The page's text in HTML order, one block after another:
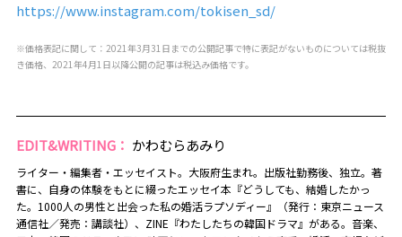
https://www.instagram.com/tokisen_sd/
※価格表記に関して：2021年3月31日までの公開記事で特に表記がないものについては税抜
き価格、2021年4月1日以降公開の記事は税込み価格です。
EDIT&WRITING： かわむらあみり
ライター・編集者・エッセイスト。大阪府生まれ。出版社勤務後、独立。著
書に、自身の体験をもとに綴ったエッセイ本『どうしても、結婚したかっ
た。1000人の男性と出会った私の婚活ラプソディー』（発行：東京ニュース
通信社／発売：講談社）、ZINE『わたしたちの韓国ドラマ』がある。音楽、